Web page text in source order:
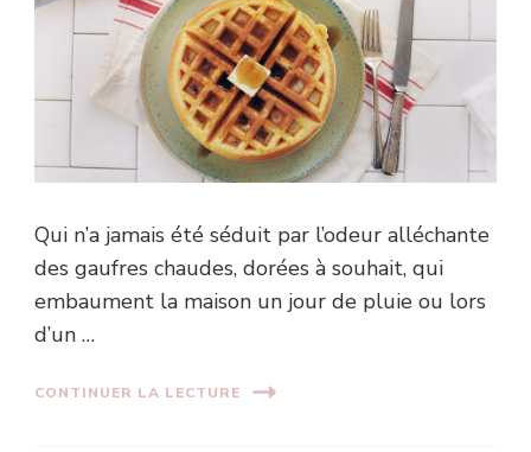
Qui n’a jamais été séduit par l’odeur alléchante
des gaufres chaudes, dorées à souhait, qui
embaument la maison un jour de pluie ou lors
d’un …
CONTINUER LA LECTURE